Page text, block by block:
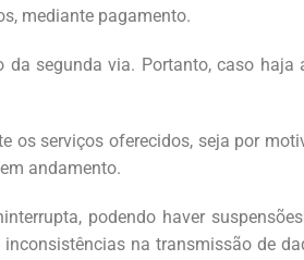
mediante pagamento.
segunda via. Portanto, caso haja
os serviços oferecidos, seja por
andamento.
podendo haver
na transmissão de